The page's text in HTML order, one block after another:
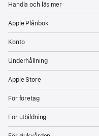
Handla och läs mer
Apple Plånbok
Konto
Underhållning
Apple Store
För företag
För utbildning